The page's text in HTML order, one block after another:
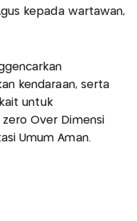
kepada wartawan,
kendaraan, serta
untuk
Over Dimensi
Umum Aman.